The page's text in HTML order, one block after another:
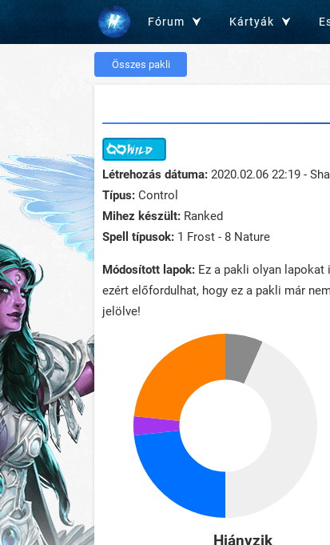
Fórum Kártyák
Összes pakli
Létrehozás dátuma: 2020.02.06 22:19 -
Típus: Control
Mihez készült: Ranked
Spell típusok: 1 Frost - 8 Nature
Módosított lapok: Ez a pakli olyan
ezért előfordulhat, hogy ez a pakli már
jelölve!
Hiányzik